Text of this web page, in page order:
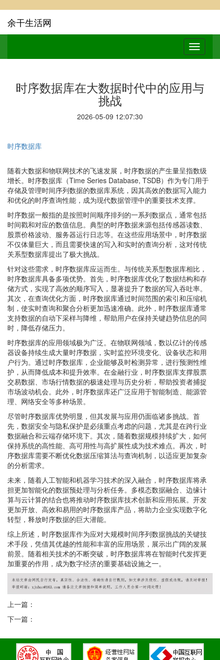
余干生活网
时序数据库在大数据时代中的应用与
挑战
2026-05-09 12:07:30
时序数据库
随着大数据和物联网技术的飞速发展，时序数据的产生量呈指数级
增长。时序数据库（Time Series Database, TSDB）作为专门用于
存储及管理时间序列数据的数据库系统，因其高效的数据写入能力
和优化的时序查询性能，成为现代数据管理中的重要技术支撑。
时序数据一般指的是按照时间顺序排列的一系列数据点，通常包括
时间戳和对应的数值信息。典型的时序数据来源包括传感器读数、
股票价格波动、服务器运行日志等。在这些应用场景中，时序数据
不仅体量巨大，而且需要快速的写入和实时的查询分析，这对传统
关系型数据库提出了极大挑战。
针对这些需求，时序数据库应运而生。与传统关系型数据库相比，
时序数据库具备多项优势。首先，时序数据库优化了数据结构和存
储方式，实现了高效的顺序写入，显著提升了数据的写入吞吐率。
其次，在查询优化方面，时序数据库通过时间范围的索引和压缩机
制，使实时查询和聚合分析更加迅速准确。此外，时序数据库通常
支持数据的自动下采样与降维，帮助用户在保持关键趋势信息的同
时，降低存储压力。
时序数据库的应用领域极为广泛。在物联网领域，数以亿计的传感
器设备持续生成大量时序数据，实时监控环境变化、设备状态和用
户行为。通过时序数据库，企业能够及时检测异常，进行预测性维
护，从而降低成本和提升效率。在金融行业，时序数据库支撑股票
交易数据、市场行情数据的极速处理与历史分析，帮助投资者捕捉
市场波动机会。此外，时序数据库还广泛应用于智能制造、能源管
理、网络安全等多种场景。
尽管时序数据库优势明显，但其发展与应用仍面临诸多挑战。首
先，数据安全与隐私保护是必须重点考虑的问题，尤其是在跨行业
数据融合和云端存储环境下。其次，随着数据规模持续扩大，如何
保持系统的高性能、高可用性与高扩展性成为技术难点。再次，时
序数据库需要不断优化数据压缩算法与查询机制，以适应更加复杂
的分析需求。
未来，随着人工智能和机器学习技术的深入融合，时序数据库将承
担更加智能化的数据预处理与分析任务。多模态数据融合、边缘计
算与云计算的结合也将推动时序数据库技术创新和应用拓展。开发
更加开放、高效和易用的时序数据库产品，将助力企业实现数字化
转型，释放时序数据的巨大潜能。
综上所述，时序数据库作为应对大规模时间序列数据挑战的关键技
术手段，凭借其优越的性能和丰富的应用场景，展示出广阔的发展
前景。随着相关技术的不断突破，时序数据库将在智能时代发挥更
加重要的作用，成为数字经济的重要基础设施之一。
上一篇：
下一篇：